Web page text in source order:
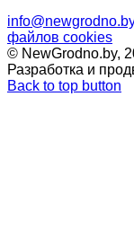
файлов cookies
© NewGrodno.by,
Разработка и
Back to top button